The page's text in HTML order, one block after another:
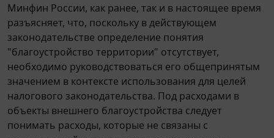
Минфин России, как ранее, так и в настоящее время
разъясняет, что, поскольку в действующем
законодательстве определение понятия
"благоустройство территории" отсутствует,
необходимо руководствоваться его общепринятым
значением в контексте использования для целей
налогового законодательства. Под расходами в
объекты внешнего благоустройства следует
понимать расходы, которые не связаны с